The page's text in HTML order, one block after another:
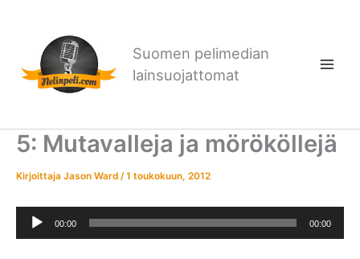
Suomen pelimedian
lainsuojattomat
5: Mutavalleja ja mörököllejä
Kirjoittaja Jason Ward /1 toukokuun, 2012
Äänitoistin
00:00 00:00